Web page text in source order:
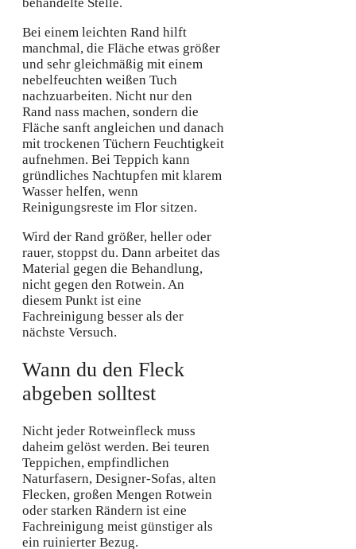
behandelte Stelle.
Bei einem leichten Rand hilft
manchmal, die Fläche etwas größer
und sehr gleichmäßig mit einem
nebelfeuchten weißen Tuch
nachzuarbeiten. Nicht nur den
Rand nass machen, sondern die
Fläche sanft angleichen und danach
mit trockenen Tüchern Feuchtigkeit
aufnehmen. Bei Teppich kann
gründliches Nachtupfen mit klarem
Wasser helfen, wenn
Reinigungsreste im Flor sitzen.
Wird der Rand größer, heller oder
rauer, stoppst du. Dann arbeitet das
Material gegen die Behandlung,
nicht gegen den Rotwein. An
diesem Punkt ist eine
Fachreinigung besser als der
nächste Versuch.
Wann du den Fleck
abgeben solltest
Nicht jeder Rotweinfleck muss
daheim gelöst werden. Bei teuren
Teppichen, empfindlichen
Naturfasern, Designer-Sofas, alten
Flecken, großen Mengen Rotwein
oder starken Rändern ist eine
Fachreinigung meist günstiger als
ein ruinierter Bezug.